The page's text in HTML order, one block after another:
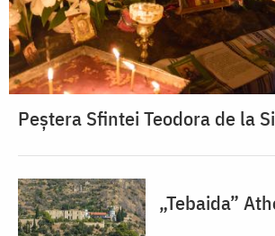
Peștera Sfintei Teodora de la
„Tebaida”